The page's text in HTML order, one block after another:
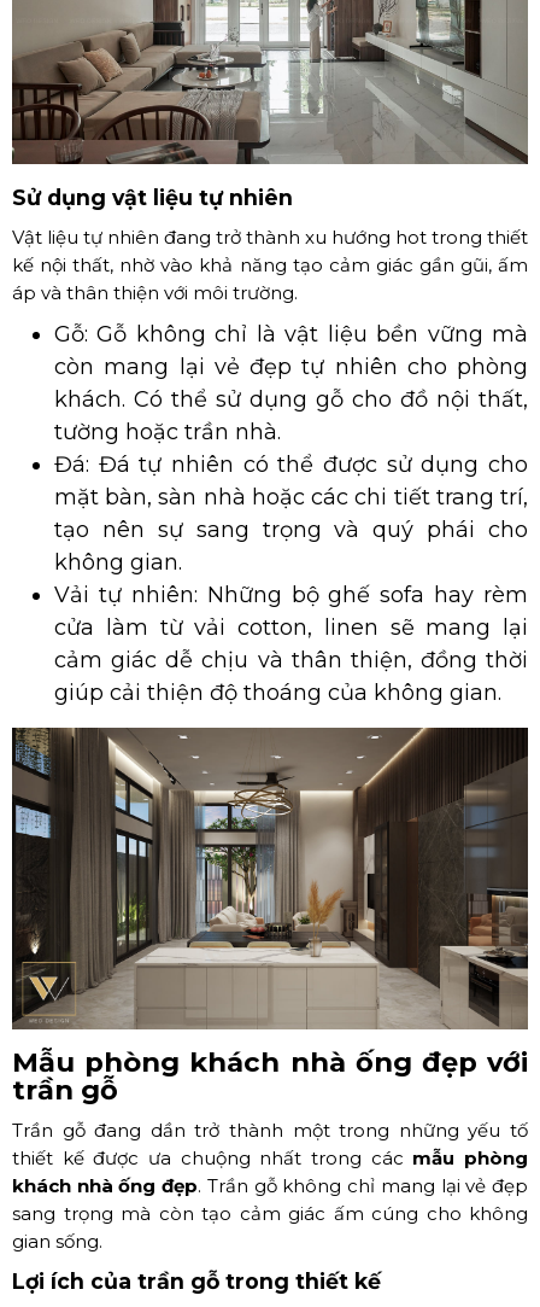
Sử dụng vật liệu tự nhiên
Vật liệu tự nhiên đang trở thành xu hướng hot trong thiết
kế nội thất, nhờ vào khả năng tạo cảm giác gần gũi, ấm
áp và thân thiện với môi trường.
Gỗ: Gỗ không chỉ là vật liệu bền vững mà
còn mang lại vẻ đẹp tự nhiên cho phòng
khách. Có thể sử dụng gỗ cho đồ nội thất,
tường hoặc trần nhà.
Đá: Đá tự nhiên có thể được sử dụng cho
mặt bàn, sàn nhà hoặc các chi tiết trang trí,
tạo nên sự sang trọng và quý phái cho
không gian.
Vải tự nhiên: Những bộ ghế sofa hay rèm
cửa làm từ vải cotton, linen sẽ mang lại
cảm giác dễ chịu và thân thiện, đồng thời
giúp cải thiện độ thoáng của không gian.
Mẫu phòng khách nhà ống đẹp với
trần gỗ
Trần gỗ đang dần trở thành một trong những yếu tố
thiết kế được ưa chuộng nhất trong các mẫu phòng
khách nhà ống đẹp. Trần gỗ không chỉ mang lại vẻ đẹp
sang trọng mà còn tạo cảm giác ấm cúng cho không
gian sống.
Lợi ích của trần gỗ trong thiết kế